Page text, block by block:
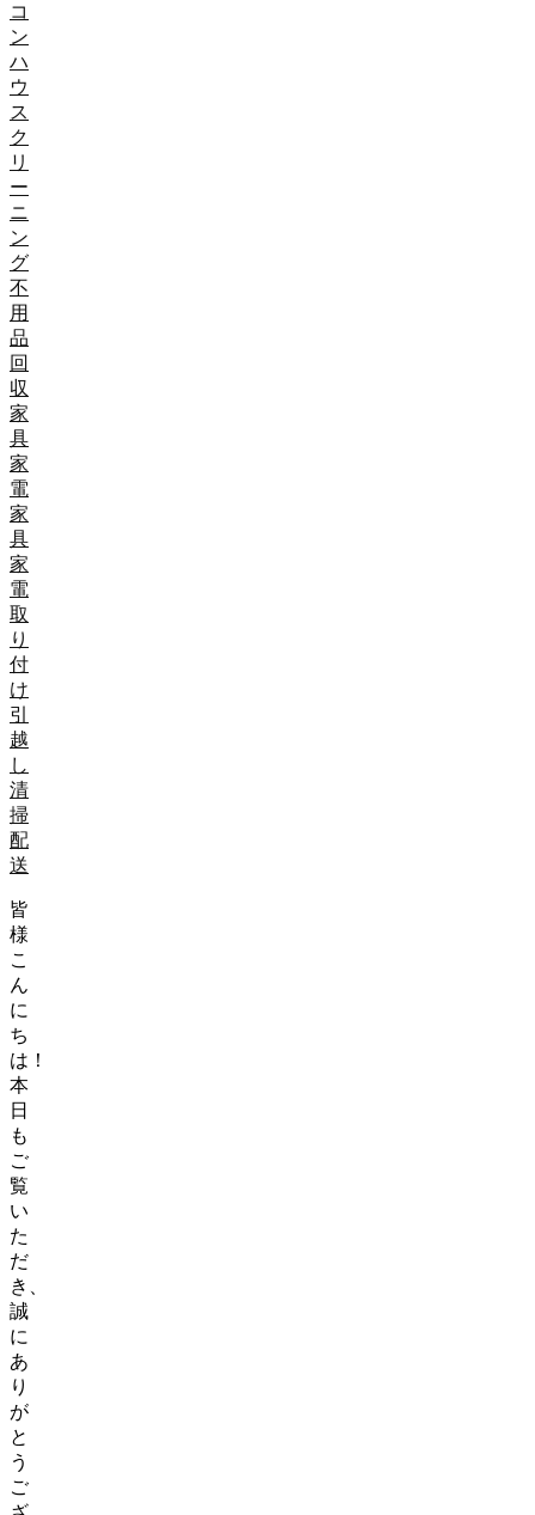
コ
ン
ハ
ウ
ス
ク
リ
ー
ニ
ン
グ
不
用
品
回
収
家
具
家
電
家
具
家
電
取
り
付
け
引
越
し
清
掃
配
送
皆
様
こ
ん
に
ち
は！
本
日
も
ご
覧
い
た
だ
き、
誠
に
あ
り
が
と
う
ご